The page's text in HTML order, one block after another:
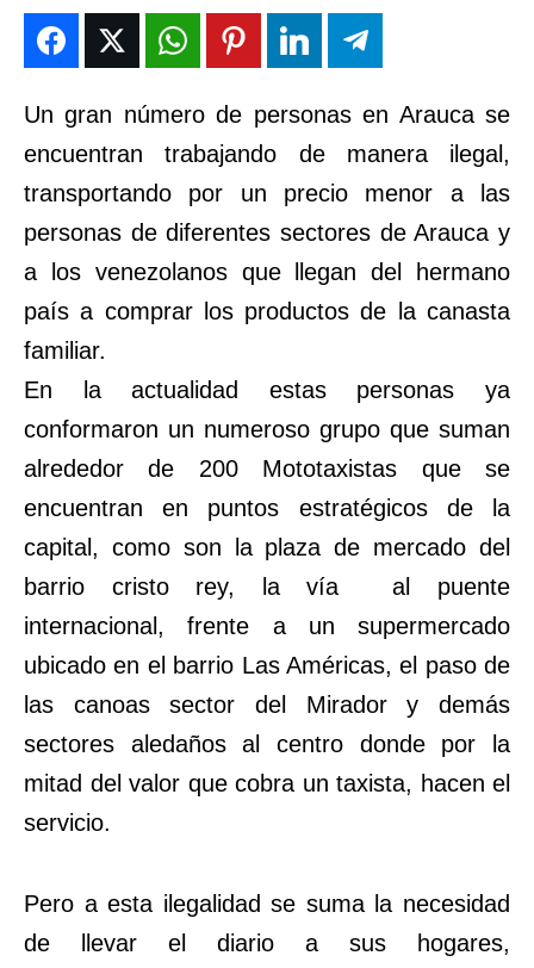
DEPORTES
ENTRETENIMIENTO
EN VIVO
INSTITUCIONAL
PUATE CON NOSOTROS
DEPORTES
ENTRETENIMIENTO
EN VIVO
INSTITUCIONAL
PUATE CON NOSOTROS
DEPORTES
ENTRETENIMIENTO
INSTITUCIONAL
PUATE CON NOSOTROS
DEPORTES
ENTRETENIMIENTO
INSTITUCIONAL
PUATE CON NOSOTROS
Un gran número de personas en Arauca se
encuentran trabajando de manera ilegal,
transportando por un precio menor a las
personas de diferentes sectores de Arauca y
a los venezolanos que llegan del hermano
país a comprar los productos de la canasta
familiar.
En la actualidad estas personas ya
conformaron un numeroso grupo que suman
alrededor de 200 Mototaxistas que se
encuentran en puntos estratégicos de la
capital, como son la plaza de mercado del
barrio cristo rey, la vía al puente
internacional, frente a un supermercado
ubicado en el barrio Las Américas, el paso de
las canoas sector del Mirador y demás
sectores aledaños al centro donde por la
mitad del valor que cobra un taxista, hacen el
servicio.
Pero a esta ilegalidad se suma la necesidad
de llevar el diario a sus hogares,